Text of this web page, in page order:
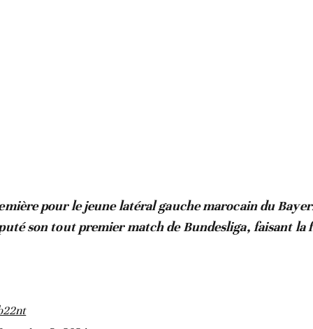
pour le jeune latéral gauche marocain du
son tout premier match de Bundesliga, faisant la